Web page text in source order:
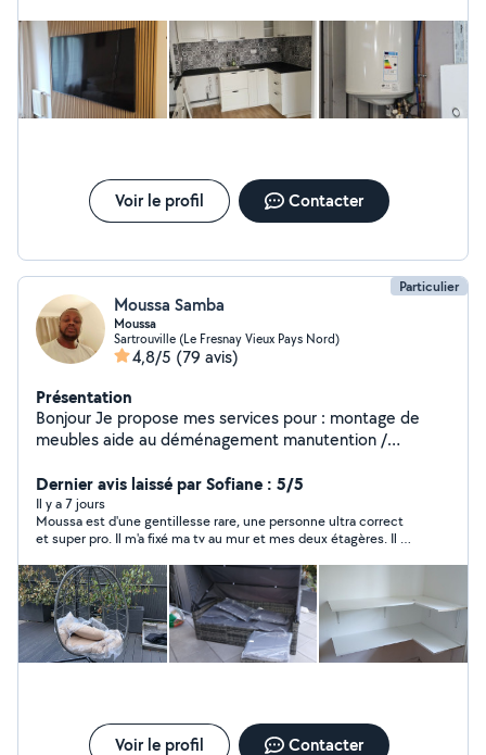
équipée,carrelage,faïence,parquet,peinture,enduit,élec
tricité Je suis rapidement disponible pour vous proposer
mes services. Travail sérieux et à prix correct N'hésitez
pas à me contacter, je suis véhiculé d'un camion
Voir le profil Contacter
Particulier
Moussa Samba
Moussa
Sartrouville (Le Fresnay Vieux Pays Nord)
4,8/5 (79 avis)
Présentation
Bonjour Je propose mes services pour : montage de
meubles aide au déménagement manutention /
Jardinage léger Nettoyage cave / garage Sérieux,
ponctuel, soigneux, Disponible rapidement, même
week-end. Réponse rapide.
Dernier avis laissé par Sofiane : 5/5
Il y a 7 jours
Moussa est d'une gentillesse rare, une personne ultra correct
et super pro. Il m'a fixé ma tv au mur et mes deux étagères. Il a
Moussa sans aucune hésitation. Encore merci Moussa pour ton
aide si précieuse :)
Voir le profil Contacter